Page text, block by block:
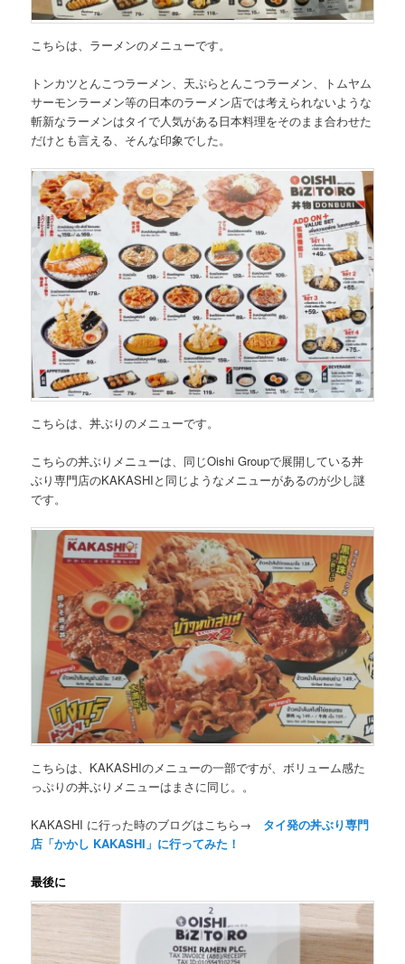
こちらは、 ラーメンのメニューです。
トンカツとんこつラーメン、天ぷらとんこつラーメン、トムヤム
サーモンラーメン等の日本のラーメン店では考えられないような
斬新なラーメンはタイで人気がある日本料理をそのまま合わせた
だけとも言える 、そんな印象でした。
こちらは、丼ぶりのメニューです。
こちらの丼ぶりメニューは、同じOishi Groupで展開している丼
ぶり専門店のKAKASHIと同じようなメニューがあるのが少し謎
です。
こちらは、KAKASHIのメニューの一部ですが、ボリューム感た
っぷりの丼ぶりメニューはまさに同じ。。
KAKASHI に行った時のブログはこちら→
タイ発の丼ぶり専門
店「かかし KAKASHI」に行ってみた！
最後に